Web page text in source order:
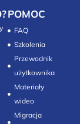
POMOC
FAQ
Szkolenia
Przewodnik
użytkownika
Materiały
wideo
Migracja